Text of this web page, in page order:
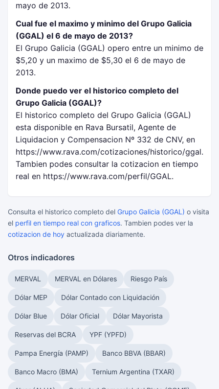
mayo de 2013.
Cual fue el maximo y minimo del Grupo Galicia
(GGAL) el 6 de mayo de 2013?
El Grupo Galicia (GGAL) opero entre un minimo de
$5,20 y un maximo de $5,30 el 6 de mayo de
2013.
Donde puedo ver el historico completo del
Grupo Galicia (GGAL)?
El historico completo del Grupo Galicia (GGAL)
esta disponible en Rava Bursatil, Agente de
Liquidacion y Compensacion Nº 332 de CNV, en
https://www.rava.com/cotizaciones/historico/ggal.
Tambien podes consultar la cotizacion en tiempo
real en https://www.rava.com/perfil/GGAL.
Consulta el historico completo del Grupo Galicia (GGAL) o visita
el perfil en tiempo real con graficos. Tambien podes ver la
cotizacion de hoy actualizada diariamente.
Otros indicadores
MERVAL MERVAL en Dólares Riesgo País
Dólar MEP Dólar Contado con Liquidación
Dólar Blue Dólar Oficial Dólar Mayorista
Reservas del BCRA YPF (YPFD)
Pampa Energía (PAMP) Banco BBVA (BBAR)
Banco Macro (BMA) Ternium Argentina (TXAR)